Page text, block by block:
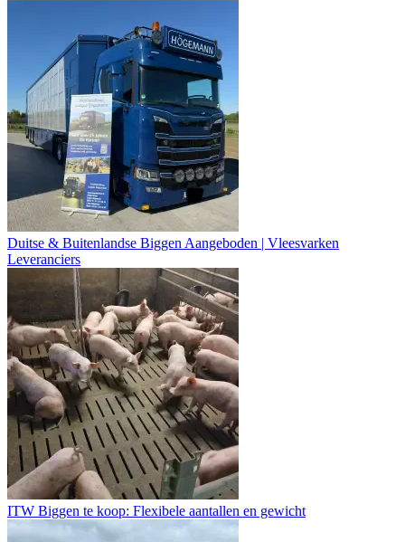
Duitse & Buitenlandse Biggen Aangeboden | Vleesvarken
Leveranciers
ITW Biggen te koop: Flexibele aantallen en gewicht